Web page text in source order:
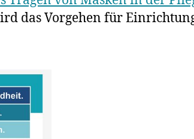
das Vorgehen für